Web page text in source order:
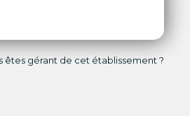
êtes gérant de cet établissement ?